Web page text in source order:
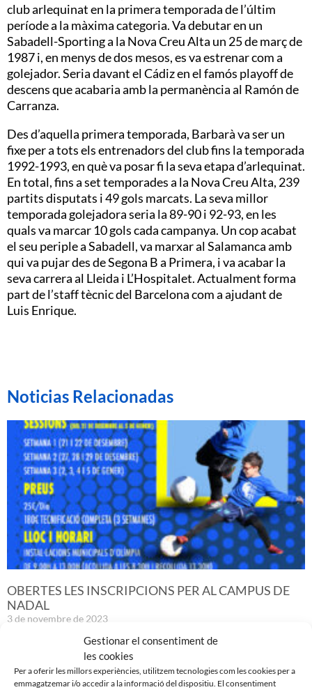
Gestionar el consentiment de
les cookies
Per a oferir les millors experiències, utilitzem tecnologies com les cookies per a
emmagatzemar i/o accedir a la informació del dispositiu. El consentiment
club arlequinat en la primera temporada de l’últim
període a la màxima categoria. Va debutar en un
Sabadell-Sporting a la Nova Creu Alta un 25 de març de
1987 i, en menys de dos mesos, es va estrenar com a
golejador. Seria davant el Cádiz en el famós playoff de
descens que acabaria amb la permanència al Ramón de
Carranza.
Des d’aquella primera temporada, Barbarà va ser un
fixe per a tots els entrenadors del club fins la temporada
1992-1993, en què va posar fi la seva etapa d’arlequinat.
En total, fins a set temporades a la Nova Creu Alta, 239
partits disputats i 49 gols marcats. La seva millor
temporada golejadora seria la 89-90 i 92-93, en les
quals va marcar 10 gols cada campanya. Un cop acabat
el seu periple a Sabadell, va marxar al Salamanca amb
qui va pujar des de Segona B a Primera, i va acabar la
seva carrera al Lleida i L’Hospitalet. Actualment forma
part de l’staff tècnic del Barcelona com a ajudant de
Luis Enrique.
Noticias Relacionadas
OBERTES LES INSCRIPCIONS PER AL CAMPUS DE
NADAL
3 de novembre de 2023